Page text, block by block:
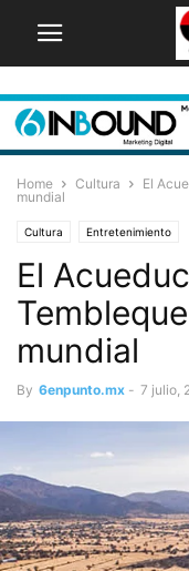
Home Cultura
El
mundial
Cultura Entretenimiento
El
mundial
By 6enpunto.mx - 7 julio,